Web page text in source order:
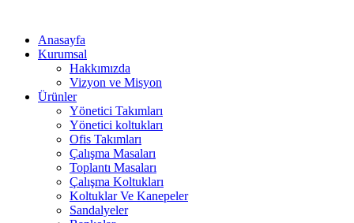
Anasayfa
Kurumsal
Hakkımızda
Vizyon ve Misyon
Ürünler
Yönetici Takımları
Yönetici koltukları
Ofis Takımları
Çalışma Masaları
Toplantı Masaları
Çalışma Koltukları
Koltuklar Ve Kanepeler
Sandalyeler